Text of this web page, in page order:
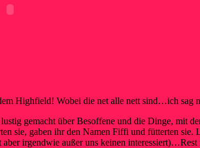
Highfield! Wobei die net alle nett sind…ich
gemacht über Besoffene und die Dinge, mit
gaben ihr den Namen Fiffi und fütterten sie.
irgendwie außer uns keinen interessiert)…Rest